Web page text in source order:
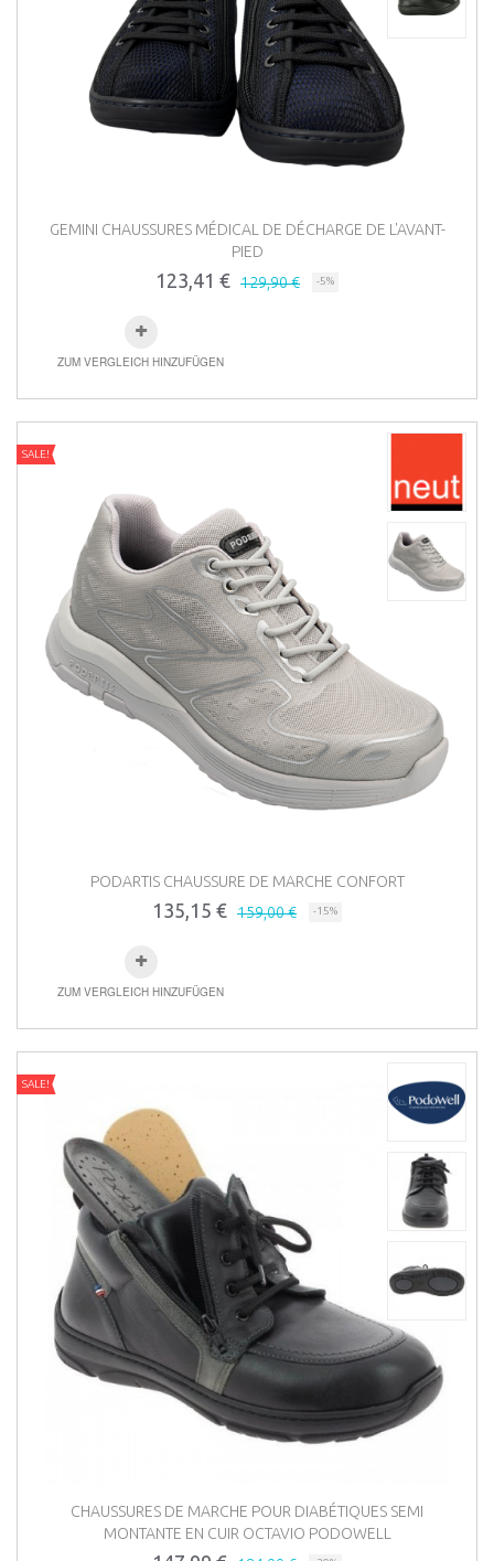
GEMINI CHAUSSURES MÉDICAL DE DÉCHARGE DE L'AVANT-
PIED
123,41 € 129,90 € -5%
ZUM VERGLEICH HINZUFÜGEN
SALE!
PODARTIS CHAUSSURE DE MARCHE CONFORT
135,15 € 159,00 € -15%
ZUM VERGLEICH HINZUFÜGEN
SALE!
CHAUSSURES DE MARCHE POUR DIABÉTIQUES SEMI
MONTANTE EN CUIR OCTAVIO PODOWELL